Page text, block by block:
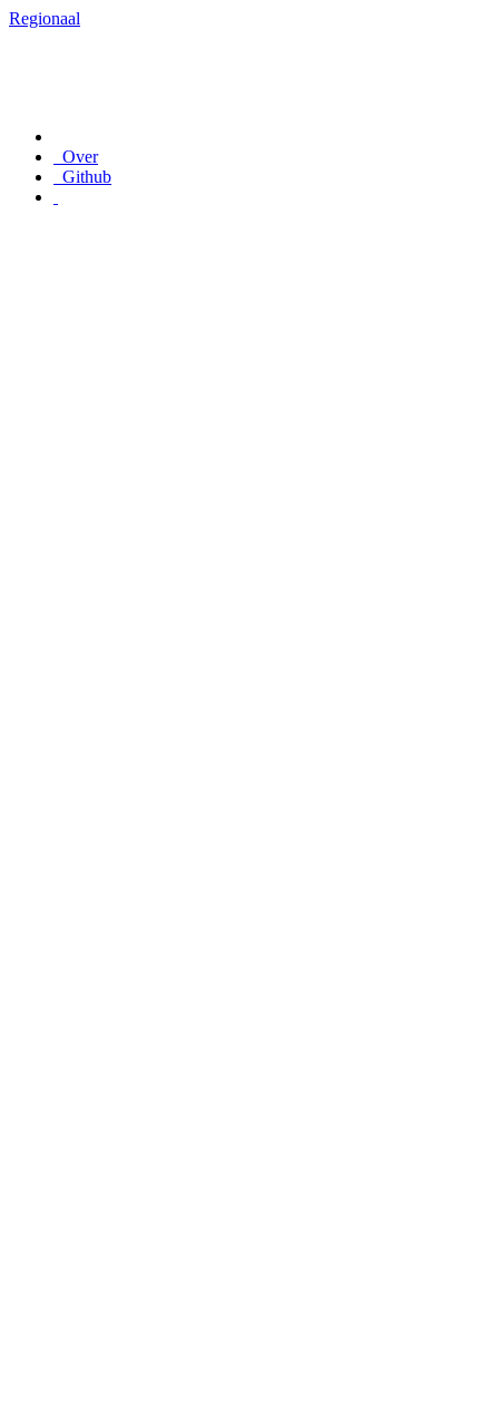
Regionaal
Over
Github